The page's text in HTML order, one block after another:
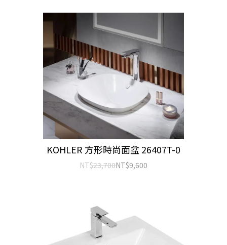
KOHLER 方形時尚面盆 26407T-0
NT$23,700NT$9,600